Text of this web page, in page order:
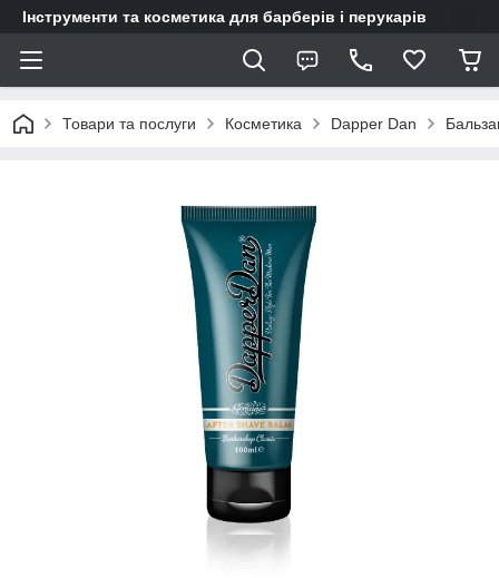
Інструменти та косметика для барберів і перукарів
Товари та послуги Косметика Dapper Dan